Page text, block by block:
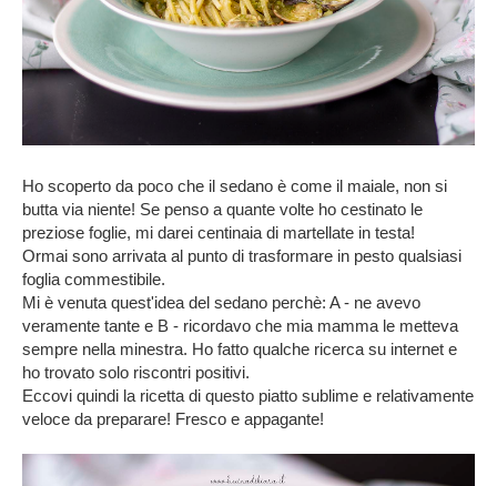
Ho scoperto da poco che il sedano è come il maiale, non si
butta via niente! Se penso a quante volte ho cestinato le
preziose foglie, mi darei centinaia di martellate in testa!
Ormai sono arrivata al punto di trasformare in pesto qualsiasi
foglia commestibile.
Mi è venuta quest'idea del sedano perchè: A - ne avevo
veramente tante e B - ricordavo che mia mamma le metteva
sempre nella minestra. Ho fatto qualche ricerca su internet e
ho trovato solo riscontri positivi.
Eccovi quindi la ricetta di questo piatto sublime e relativamente
veloce da preparare! Fresco e appagante!